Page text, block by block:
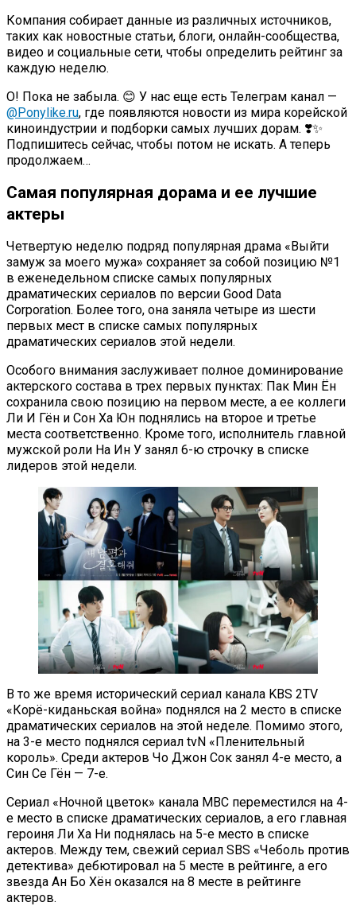
Компания собирает данные из различных источников,
таких как новостные статьи, блоги, онлайн-сообщества,
видео и социальные сети, чтобы определить рейтинг за
каждую неделю.
О! Пока не забыла. 😊 У нас еще есть Телеграм канал —
@Ponylike.ru, где появляются новости из мира корейской
киноиндустрии и подборки самых лучших дорам. ❣️✨
Подпишитесь сейчас, чтобы потом не искать. А теперь
продолжаем…
Самая популярная дорама и ее лучшие
актеры
Четвертую неделю подряд популярная драма «Выйти
замуж за моего мужа» сохраняет за собой позицию №1
в еженедельном списке самых популярных
драматических сериалов по версии Good Data
Corporation. Более того, она заняла четыре из шести
первых мест в списке самых популярных
драматических сериалов этой недели.
Особого внимания заслуживает полное доминирование
актерского состава в трех первых пунктах: Пак Мин Ён
сохранила свою позицию на первом месте, а ее коллеги
Ли И Гён и Сон Ха Юн поднялись на второе и третье
места соответственно. Кроме того, исполнитель главной
мужской роли На Ин У занял 6-ю строчку в списке
лидеров этой недели.
В то же время исторический сериал канала KBS 2TV
«Корё-киданьская война» поднялся на 2 место в списке
драматических сериалов на этой неделе. Помимо этого,
на 3-е место поднялся сериал tvN «Пленительный
король». Среди актеров Чо Джон Сок занял 4-е место, а
Син Се Гён — 7-е.
Сериал «Ночной цветок» канала MBC переместился на 4-
е место в списке драматических сериалов, а его главная
героиня Ли Ха Ни поднялась на 5-е место в списке
актеров. Между тем, свежий сериал SBS «Чеболь против
детектива» дебютировал на 5 месте в рейтинге, а его
звезда Ан Бо Хён оказался на 8 месте в рейтинге
актеров.